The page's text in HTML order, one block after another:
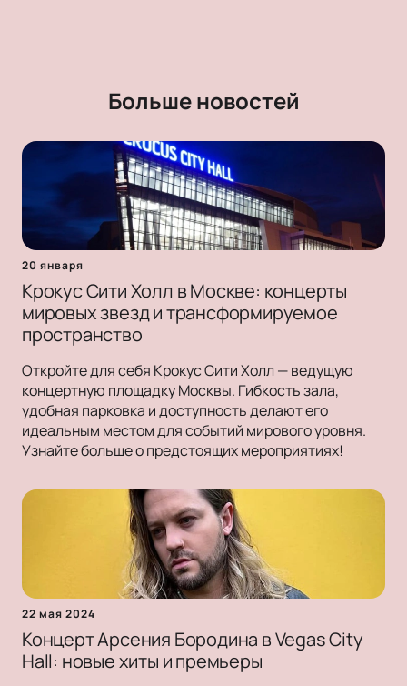
Больше новостей
20 января
Крокус Сити Холл в Москве: концерты
мировых звезд и трансформируемое
пространство
Откройте для себя Крокус Сити Холл — ведущую
концертную площадку Москвы. Гибкость зала,
удобная парковка и доступность делают его
идеальным местом для событий мирового уровня.
Узнайте больше о предстоящих мероприятиях!
22 мая 2024
Концерт Арсения Бородина в Vegas City
Hall: новые хиты и премьеры